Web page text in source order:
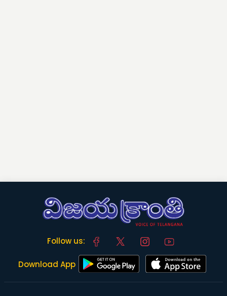
Follow us:
Download App